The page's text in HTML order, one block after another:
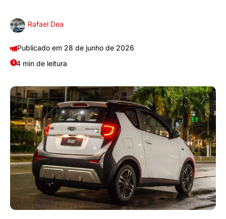
Rafael Dea
28 de junho de 2026
4 min de leitura